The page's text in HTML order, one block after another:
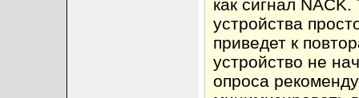
как сигнал
устройства
приведет к
устройство не
опроса